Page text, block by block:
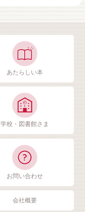
あたらしい本
学校・図書館さま
お問い合わせ
会社概要